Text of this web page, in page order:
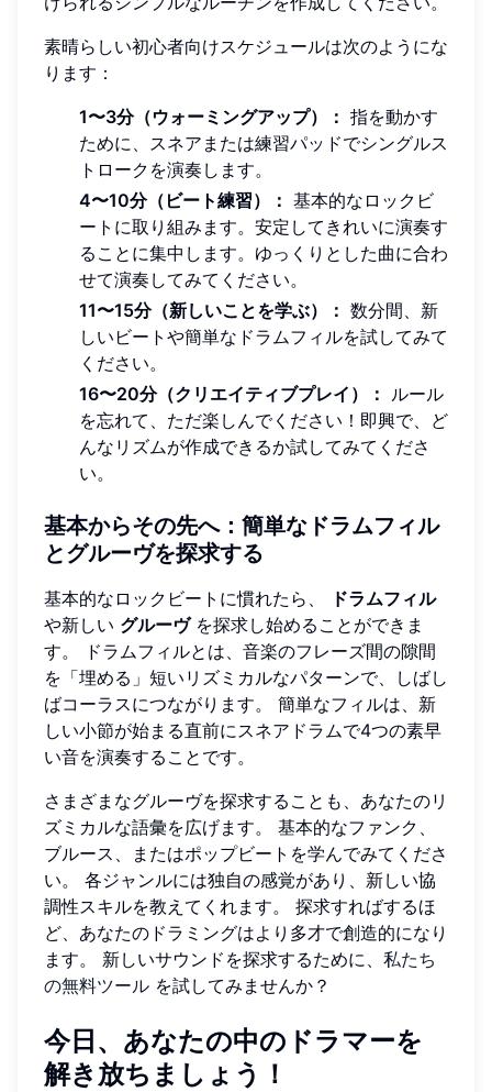
素晴らしい初心者向けスケジュールは次のようにな
ります：
1〜3分（ウォーミングアップ）： 指を動かす
ために、スネアまたは練習パッドでシングルス
トロークを演奏します。
4〜10分（ビート練習）： 基本的なロックビ
ートに取り組みます。安定してきれいに演奏す
ることに集中します。ゆっくりとした曲に合わ
せて演奏してみてください。
11〜15分（新しいことを学ぶ）： 数分間、新
しいビートや簡単なドラムフィルを試してみて
ください。
16〜20分（クリエイティブプレイ）： ルール
を忘れて、ただ楽しんでください！即興で、ど
んなリズムが作成できるか試してみてくださ
い。
基本からその先へ：簡単なドラムフィル
とグルーヴを探求する
基本的なロックビートに慣れたら、
ドラムフィル
や新しい グルーヴを探求し始めることができま
す。 ドラムフィルとは、音楽のフレーズ間の隙間
を「埋める」短いリズミカルなパターンで、しばし
ばコーラスにつながります。 簡単なフィルは、新
しい小節が始まる直前にスネアドラムで4つの素早
い音を演奏することです。
さまざまなグルーヴを探求することも、あなたのリ
ズミカルな語彙を広げます。 基本的なファンク、
ブルース、またはポップビートを学んでみてくださ
い。 各ジャンルには独自の感覚があり、新しい協
調性スキルを教えてくれます。 探求すればするほ
ど、あなたのドラミングはより多才で創造的になり
ます。 新しいサウンドを探求するために、 私たち
の無料ツール を試してみませんか？
今日、あなたの中のドラマーを
解き放ちましょう！